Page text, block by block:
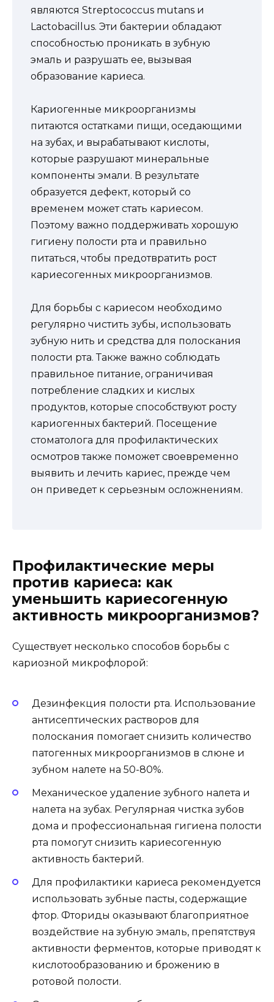
являются Streptococcus mutans и
Lactobacillus. Эти бактерии обладают
способностью проникать в зубную
эмаль и разрушать ее, вызывая
образование кариеса.
Кариогенные микроорганизмы
питаются остатками пищи, оседающими
на зубах, и вырабатывают кислоты,
которые разрушают минеральные
компоненты эмали. В результате
образуется дефект, который со
временем может стать кариесом.
Поэтому важно поддерживать хорошую
гигиену полости рта и правильно
питаться, чтобы предотвратить рост
кариесогенных микроорганизмов.
Для борьбы с кариесом необходимо
регулярно чистить зубы, использовать
зубную нить и средства для полоскания
полости рта. Также важно соблюдать
правильное питание, ограничивая
потребление сладких и кислых
продуктов, которые способствуют росту
кариогенных бактерий. Посещение
стоматолога для профилактических
осмотров также поможет своевременно
выявить и лечить кариес, прежде чем
он приведет к серьезным осложнениям.
Профилактические меры
против кариеса: как
уменьшить кариесогенную
активность микроорганизмов?
Существует несколько способов борьбы с
кариозной микрофлорой:
Дезинфекция полости рта. Использование
антисептических растворов для
полоскания помогает снизить количество
патогенных микроорганизмов в слюне и
зубном налете на 50-80%.
Механическое удаление зубного налета и
налета на зубах. Регулярная чистка зубов
дома и профессиональная гигиена полости
рта помогут снизить кариесогенную
активность бактерий.
Для профилактики кариеса рекомендуется
использовать зубные пасты, содержащие
фтор. Фториды оказывают благоприятное
воздействие на зубную эмаль, препятствуя
активности ферментов, которые приводят к
кислотообразованию и брожению в
ротовой полости.